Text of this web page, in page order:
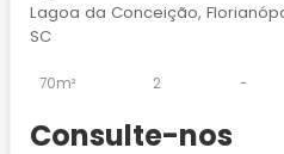
Lagoa da Conceição,
SC
70m² 2 -
Consulte-nos